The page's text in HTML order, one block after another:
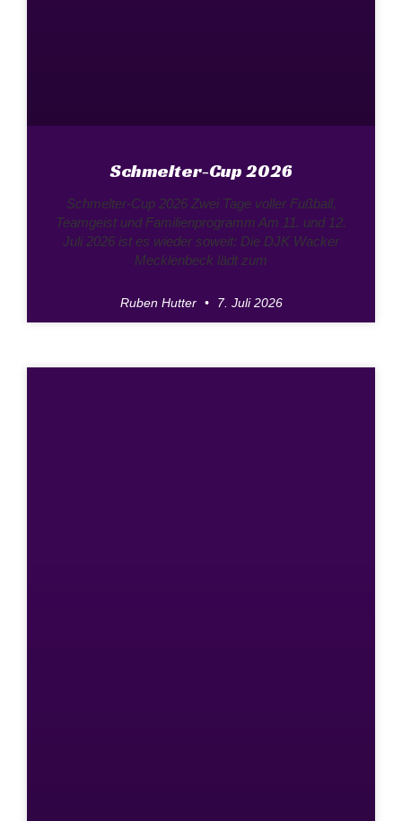
Schmelter-Cup 2026
Schmelter-Cup 2026 Zwei Tage voller Fußball,
Teamgeist und Familienprogramm Am 11. und 12.
Juli 2026 ist es wieder soweit: Die DJK Wacker
Mecklenbeck lädt zum
Ruben Hutter 7. Juli 2026